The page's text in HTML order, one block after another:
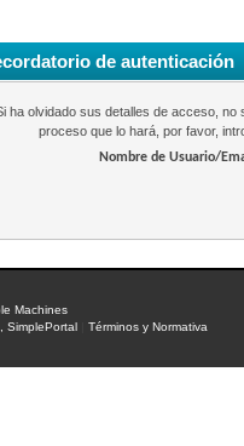
de autenticación
ha olvidado sus detalles de acceso,
proceso que lo hará, por favor,
Nombre de Usuario/
Machines
SimplePortal
|Términos y Normativa